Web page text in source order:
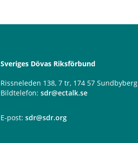
Sveriges Dövas Riksförbund
Rissneleden 138, 7 tr, 174 57 Sundbyberg
Bildtelefon: sdr@ectalk.se
E-post: sdr@sdr.org